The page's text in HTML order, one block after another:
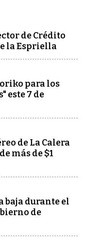
de Crédito
la Espriella
para los
este 7 de
de La Calera
más de $1
baja durante el
de